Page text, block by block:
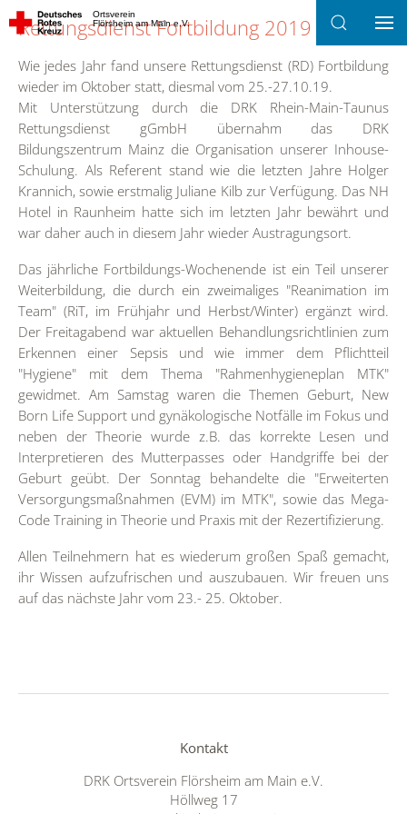
Ortsverein
Flörsheim am Main e.V.
Rettungsdienst Fortbildung 2019
Wie jedes Jahr fand unsere Rettungsdienst (RD) Fortbildung
wieder im Oktober statt, diesmal vom 25.-27.10.19.
Mit Unterstützung durch die DRK Rhein-Main-Taunus
Rettungsdienst gGmbH übernahm das DRK
Bildungszentrum Mainz die Organisation unserer Inhouse-
Schulung. Als Referent stand wie die letzten Jahre Holger
Krannich, sowie erstmalig Juliane Kilb zur Verfügung. Das NH
Hotel in Raunheim hatte sich im letzten Jahr bewährt und
war daher auch in diesem Jahr wieder Austragungsort.
Das jährliche Fortbildungs-Wochenende ist ein Teil unserer
Weiterbildung, die durch ein zweimaliges "Reanimation im
Team" (RiT, im Frühjahr und Herbst/Winter) ergänzt wird.
Der Freitagabend war aktuellen Behandlungsrichtlinien zum
Erkennen einer Sepsis und wie immer dem Pflichtteil
"Hygiene" mit dem Thema "Rahmenhygieneplan MTK"
gewidmet. Am Samstag waren die Themen Geburt, New
Born Life Support und gynäkologische Notfälle im Fokus und
neben der Theorie wurde z.B. das korrekte Lesen und
Interpretieren des Mutterpasses oder Handgriffe bei der
Geburt geübt. Der Sonntag behandelte die "Erweiterten
Versorgungsmaßnahmen (EVM) im MTK", sowie das Mega-
Code Training in Theorie und Praxis mit der Rezertifizierung.
Allen Teilnehmern hat es wiederum großen Spaß gemacht,
ihr Wissen aufzufrischen und auszubauen. Wir freuen uns
auf das nächste Jahr vom 23.- 25. Oktober.
Kontakt
DRK Ortsverein Flörsheim am Main e.V.
Höllweg 17